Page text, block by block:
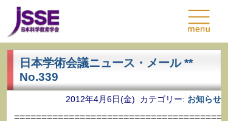
日本学術会議ニュース・メール **
No.339
2012年4月6日(金) カテゴリー: お知らせ